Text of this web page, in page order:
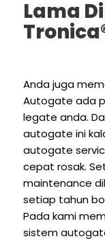
Lama
Anda juga
Autogate ada
legate anda.
autogate ini
autogate
cepat rosak.
maintenance
setiap tahun
Pada kami
sistem